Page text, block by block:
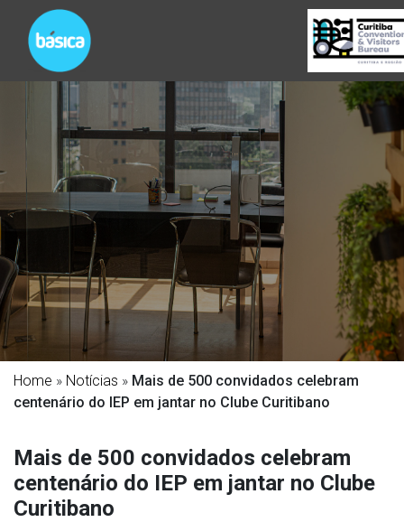
Home » Notícias » Mais de 500 convidados celebram
centenário do IEP em jantar no Clube Curitibano
Mais de 500 convidados celebram
centenário do IEP em jantar no Clube
Curitibano